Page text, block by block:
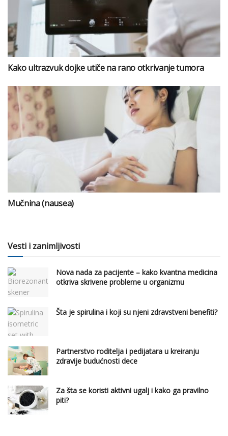
Kako ultrazvuk dojke utiče na rano otkrivanje tumora
Mučnina (nausea)
Vesti i zanimljivosti
Nova nada za pacijente – kako kvantna medicina
otkriva skrivene probleme u organizmu
Šta je spirulina i koji su njeni zdravstveni benefiti?
Partnerstvo roditelja i pedijatara u kreiranju
zdravije budućnosti dece
Za šta se koristi aktivni ugalj i kako ga pravilno
piti?